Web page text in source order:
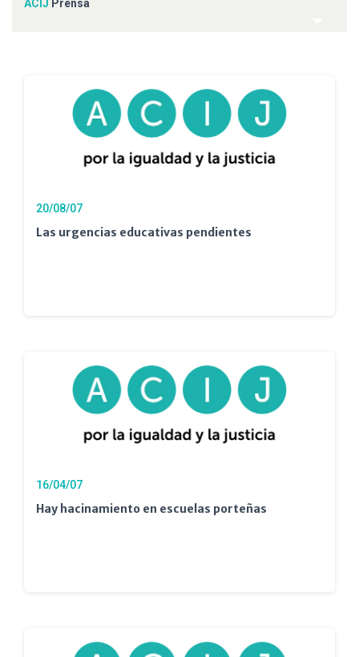
ACIJ Prensa
20/08/07
Las urgencias educativas pendientes
16/04/07
Hay hacinamiento en escuelas porteñas